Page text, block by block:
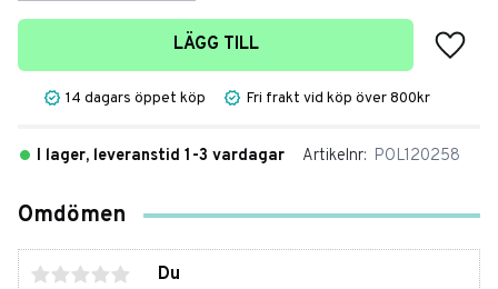
LÄGG TILL
Lägg
14 dagars öppet köp Fri frakt vid köp över 800kr
I lager, leveranstid 1-3 vardagar Artikelnr POL120258
Omdömen
Du